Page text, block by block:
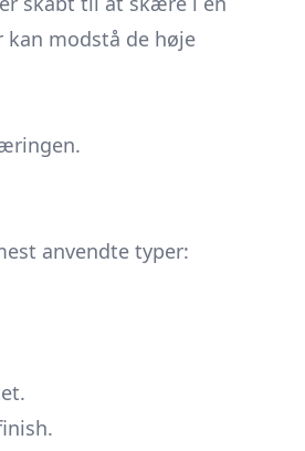
modstå de høje
anvendte typer: